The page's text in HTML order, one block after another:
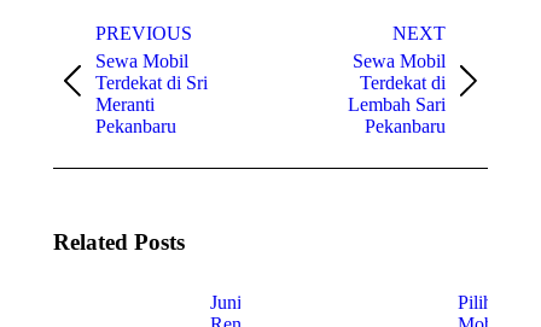
navigation
PREVIOUS
Previous
post:
Sewa Mobil
Terdekat di Sri
Meranti
Pekanbaru
NEXT
Sewa Mobil
Terdekat di
Lembah Sari
Pekanbaru
Related Posts
Junior
Pilihan